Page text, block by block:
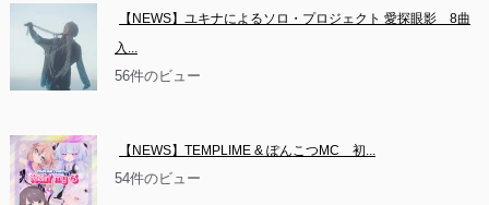
【NEWS】ユキナによるソロ・プロジェクト 愛探眼影　8曲
入...
56件のビュー
【NEWS】TEMPLIME & ぽんこつMC　初...
54件のビュー